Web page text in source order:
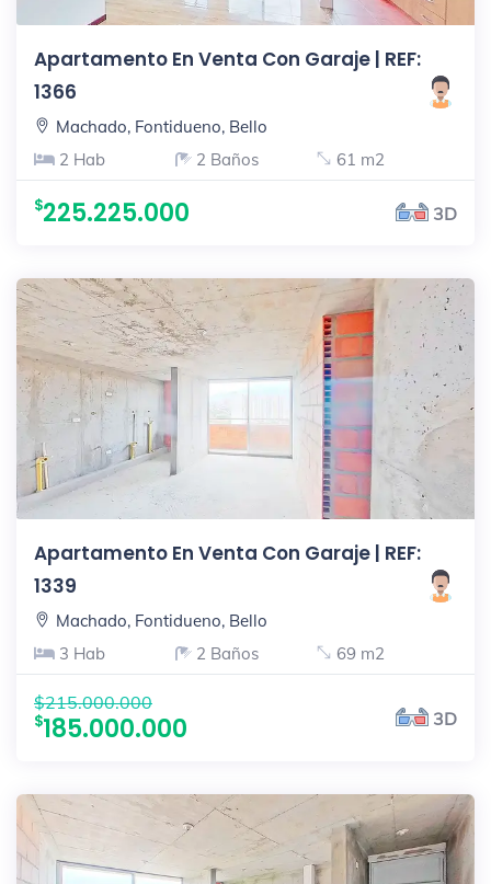
Apartamento En Venta Con Garaje | REF:
1366
Machado, Fontidueno, Bello
2 Hab
2 Baños 61 m2
225.225.000 3D
Apartamento En Venta Con Garaje | REF:
1339
Machado, Fontidueno, Bello
3 Hab
2 Baños 69 m2
$215.000.000
185.000.000 3D